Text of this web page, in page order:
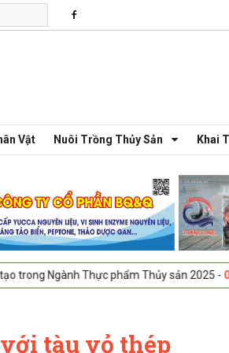
Vật Nuôi Trồng Thủy Sản Khai
Thực phẩm Thủy sản 2025 -08-04-2025
tàu vỏ thép